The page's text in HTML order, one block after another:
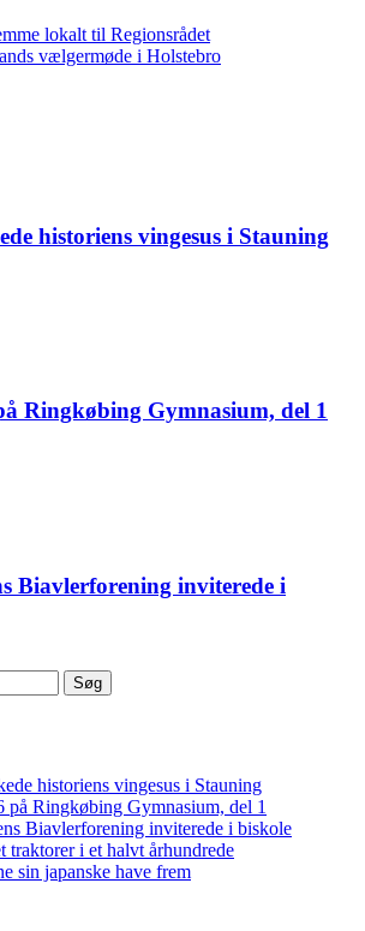
lokalt til Regionsrådet
vælgermøde i Holstebro
historiens vingesus i Stauning
Ringkøbing Gymnasium, del 1
Biavlerforening inviterede i
historiens vingesus i Stauning
på Ringkøbing Gymnasium, del 1
Biavlerforening inviterede i biskole
traktorer i et halvt århundrede
sin japanske have frem